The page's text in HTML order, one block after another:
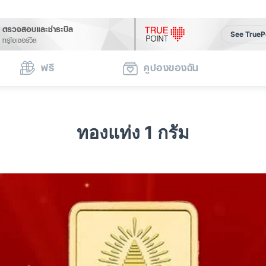
ตรวจสอบและชำระบิล
ทรูไอเซอร์วิส
See
ฟรี คูปองของฉัน
ทองแท่ง 1 กรัม